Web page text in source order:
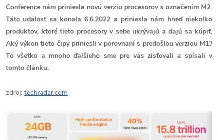
Conference nám priniesla novú verziu procesorov s označením M2.
Táto udalosť sa konala 6.6.2022 a priniesla nám hneď niekoľko
produktov, ktoré tieto procesory v sebe ukrývajú a dajú sa kúpiť.
Aký výkon tieto čipy priniesli v porovnaní s predošlou verziou M1?
To všetko a mnoho ďalšieho sme pre vás zisťovali a spísali v
tomto článku.
zdroj: techradar.com